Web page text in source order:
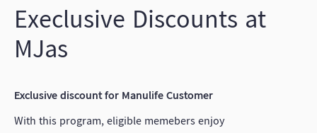
Execlusive Discounts at
MJas
Exclusive discount for Manulife Customer
With this program, eligible memebers enjoy